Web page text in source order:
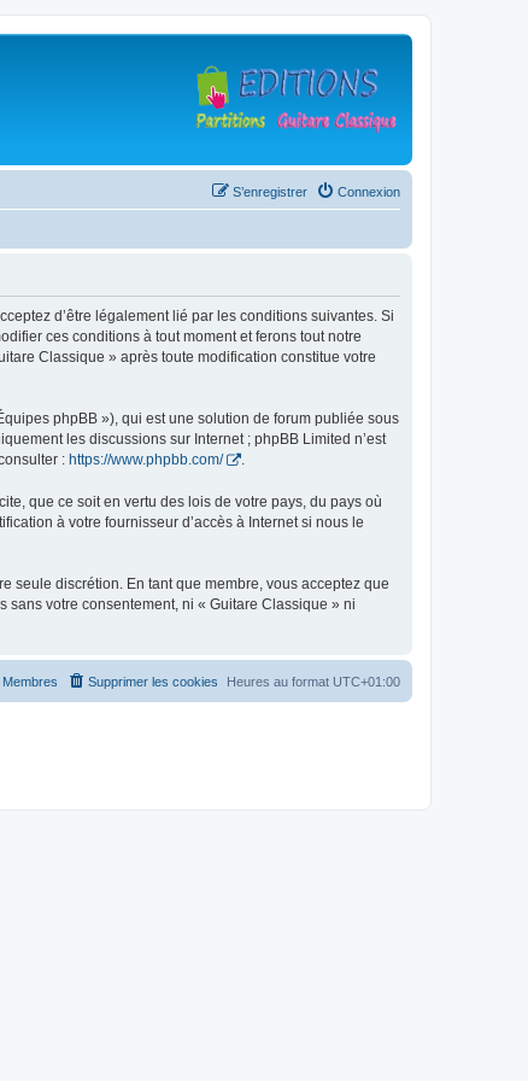
Connexion
S’enregistrer
d’être légalement lié par les conditions suivantes. Si
ces conditions à tout moment et ferons tout notre
Classique » après toute modification constitue votre
phpBB »), qui est une solution de forum publiée sous
les discussions sur Internet ; phpBB Limited n’est
: https://www.phpbb.com/ .
que ce soit en vertu des lois de votre pays, du pays où
à votre fournisseur d’accès à Internet si nous le
seule discrétion. En tant que membre, vous acceptez que
votre consentement, ni « Guitare Classique » ni
Heures au format UTC+01:00
Supprimer les cookies
Membres